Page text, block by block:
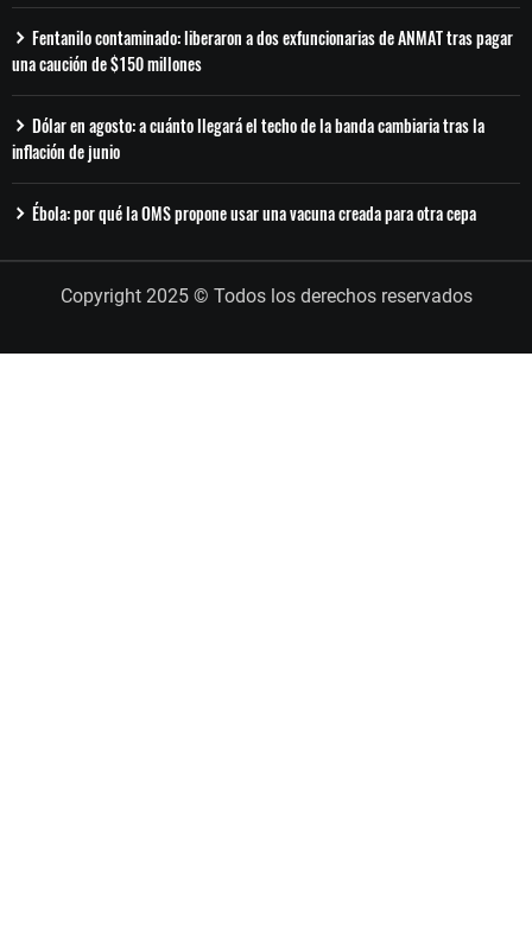
Fentanilo contaminado: liberaron a dos exfuncionarias de ANMAT tras pagar
una caución de $150 millones
Dólar en agosto: a cuánto llegará el techo de la banda cambiaria tras la
inflación de junio
Ébola: por qué la OMS propone usar una vacuna creada para otra cepa
Copyright 2025 © Todos los derechos reservados